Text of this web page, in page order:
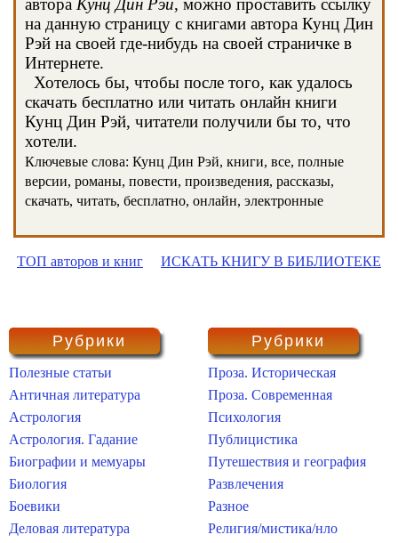
автора Кунц Дин Рэй, можно проставить ссылку
на данную страницу с книгами автора Кунц Дин
Рэй на своей где-нибудь на своей страничке в
Интернете.
Хотелось бы, чтобы после того, как удалось
скачать бесплатно или читать онлайн книги
Кунц Дин Рэй, читатели получили бы то, что
хотели.
Ключевые слова: Кунц Дин Рэй, книги, все, полные
версии, романы, повести, произведения, рассказы,
скачать, читать, бесплатно, онлайн, электронные
ТОП авторов и книг ИСКАТЬ КНИГУ В БИБЛИОТЕКЕ
Рубрики
Полезные статьи
Античная литература
Астрология
Астрология. Гадание
Биографии и мемуары
Биология
Боевики
Деловая литература
Рубрики
Проза. Историческая
Проза. Современная
Психология
Публицистика
Путешествия и география
Развлечения
Разное
Религия/мистика/нло